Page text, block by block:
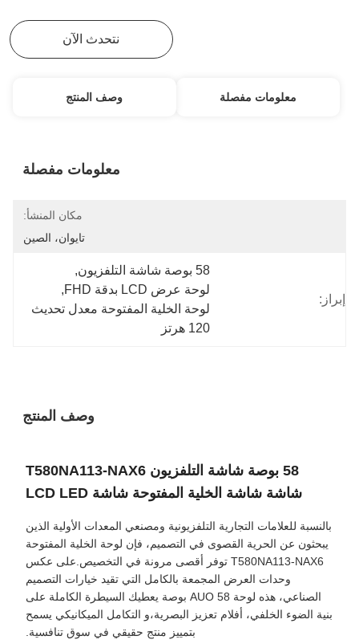
نتحدث الآن
معلومات مفصلة وصف المنتج
معلومات مفصلة
مكان المنشأ:
تايوان، الصين
إبراز:
58 بوصة شاشة التلفزيون
,
لوحة عرض LCD بدقة FHD
,
لوحة الخلية المفتوحة معدل تحديث
120 هرتز
وصف المنتج
58 بوصة شاشة التلفزيون T580NA113-NAX6
شاشة شاشة الخلية المفتوحة شاشة LCD LED
بالنسبة للعلامات التجارية التلفزيونية ومصنعي المعدات الأولية الذين
يبحثون عن الحرية القصوى في التصميم، فإن لوحة الخلية المفتوحة
T580NA113-NAX6 توفر أقصى مرونة في التخصيص.على عكس
وحدات العرض المجمعة بالكامل التي تقيد خيارات التصميم
الصناعي، هذه لوحة AUO 58 بوصة يعطيك السيطرة الكاملة على
بنية الضوء الخلفي، أفلام تعزيز البصرية،و التكامل الميكانيكي يسمح
بتمييز منتج حقيقي في سوق تنافسية.